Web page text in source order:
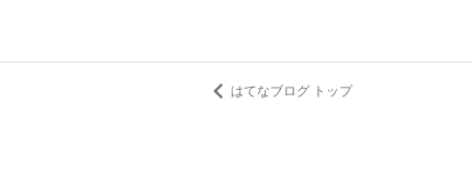
はてなブログ トップ